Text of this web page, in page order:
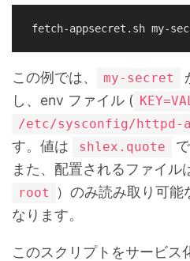
fetch-appsecret.sh my-
この例では、 my-secret
し、env ファイル (
/etc/sysconfig/httpd-
す。値は
shlex.quote
また、配置されるファイル
root
）のみ読み取り可
なります。
このスクリプトをサービス